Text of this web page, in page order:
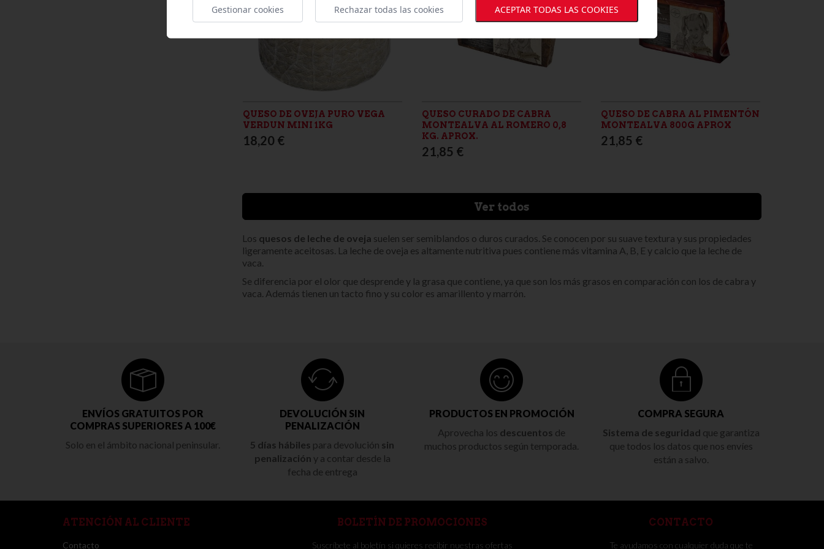
QUESO DE OVEJA PURO VEGA
VERDUN MINI 1KG
18,20 €
QUESO CURADO DE CABRA
MONTEALVA AL ROMERO 0,8
KG. APROX.
21,85 €
QUESO DE CABRA AL PIMENTÓN
MONTEALVA 800G APROX
21,85 €
Ver todos
Los quesos de leche de oveja suelen ser semiblandos o duros curados. Se conocen por su suave textura y sus propiedades
ligeramente aceitosas. La leche de oveja es altamente nutritiva pues contiene más vitamina A, B, E y calcio que la leche de
vaca.
Se diferencia por el olor que desprende y la grasa que contiene, ya que son los más grasos en comparación con los de cabra y
vaca. Además tienen un tacto fino y su color es amarillento y marrón.
ENVÍOS GRATUITOS POR
COMPRAS SUPERIORES A 100€
Solo en el ámbito nacional peninsular.
DEVOLUCIÓN SIN
PENALIZACIÓN
5 días hábiles para devolución sin
penalización y a contar desde la
fecha de entrega
PRODUCTOS EN PROMOCIÓN
Aprovecha los descuentos de
muchos productos según temporada.
COMPRA SEGURA
Sistema de seguridad que garantiza
que todos los datos que nos envíes
están a salvo.
ATENCIÓN AL CLIENTE
Contacto
BOLETÍN DE PROMOCIONES
Suscríbete al boletín si quieres recibir nuestras ofertas
CONTACTO
Te ayudamos con cualquier duda que te
Gestionar cookies Rechazar todas las cookies ACEPTAR TODAS LAS COOKIES